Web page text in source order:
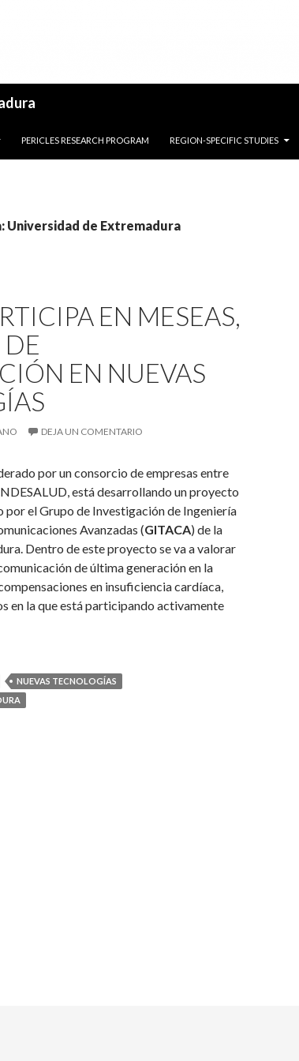
PERICLES RESEARCH PROGRAM REGION-SPECIFIC STUDIES
Universidad de Extremadura
EN MESEAS,
DE
EN NUEVAS
DEJA UN COMENTARIO
por un consorcio de empresas entre
está desarrollando un proyecto
por el Grupo de Investigación de Ingeniería
Avanzadas (GITACA) de la
Dentro de este proyecto se va a valorar
de última generación en la
en insuficiencia cardíaca,
en la que está participando activamente
NUEVAS TECNOLOGÍAS